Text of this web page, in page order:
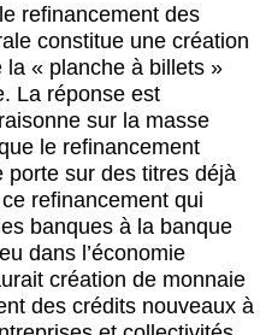
refinancement des
constitue une création
« planche à billets »
La réponse est
sur la masse
le refinancement
porte sur des titres déjà
refinancement qui
banques à la banque
dans l’économie
création de monnaie
des crédits nouveaux à